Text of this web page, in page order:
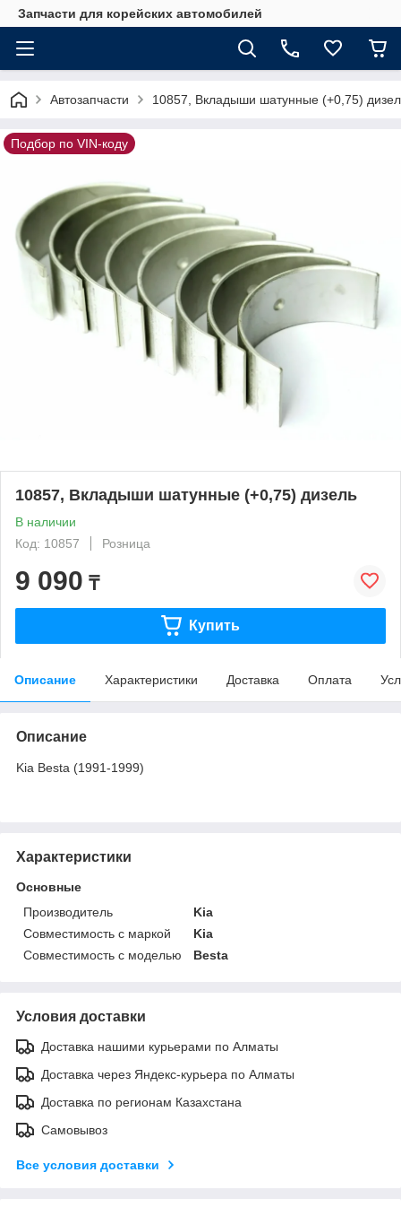
Запчасти для корейских автомобилей
Автозапчасти 10857, Вкладыши шатунные (+0,75)
Подбор по VIN-коду
10857, Вкладыши шатунные (+0,75) дизель
В наличии
Код: 10857
Розница
9 090 ₸
Купить
Описание Характеристики Доставка Оплата
Описание
Kia Besta (1991-1999)
Характеристики
Основные
Производитель
Kia
Совместимость с маркой
Kia
Совместимость с моделью
Besta
Условия доставки
Доставка нашими курьерами по Алматы
Доставка через Яндекс-курьера по Алматы
Доставка по регионам Казахстана
Самовывоз
Все условия доставки